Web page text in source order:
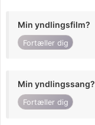
Min yndlingsfilm?
Fortæller dig
Min yndlingssang?
Fortæller dig